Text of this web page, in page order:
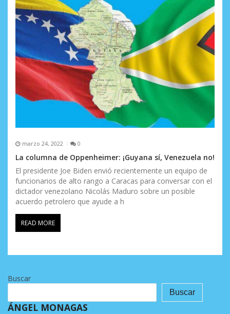
marzo 24, 2022 0
La columna de Oppenheimer: ¡Guyana sí, Venezuela no!
El presidente Joe Biden envió recientemente un equipo de
funcionarios de alto rango a Caracas para conversar con el
dictador venezolano Nicolás Maduro sobre un posible
acuerdo petrolero que ayude a h
READ MORE
Buscar
Buscar
ÁNGEL MONAGAS